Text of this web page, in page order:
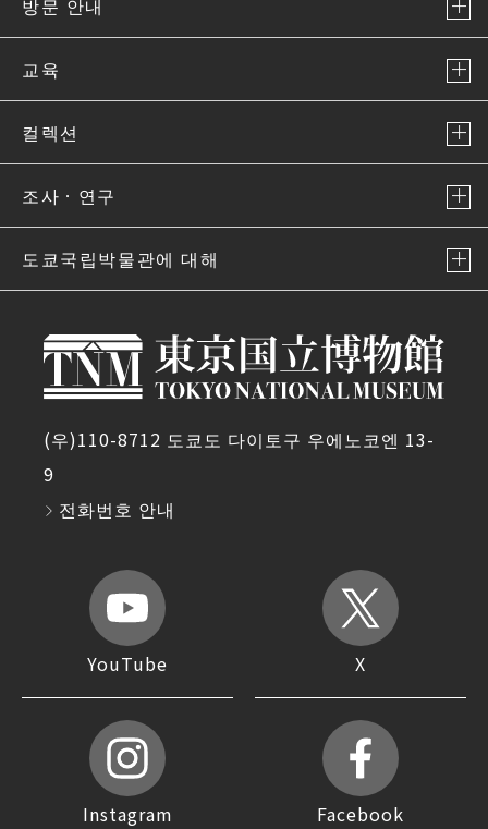
방문 안내
교육
컬렉션
조사ㆍ연구
도쿄국립박물관에 대해
(우)110-8712 도쿄도 다이토구 우에노코엔 13-
9
전화번호 안내
YouTube X
Instagram Facebook